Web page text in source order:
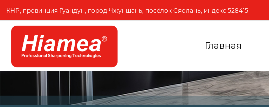
КНР, провинция Гуандун, город Чжуншань, посёлок Сяолань, индекс 528415
Главная